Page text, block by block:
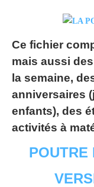
Ce fichier
mais aussi
la semaine,
anniversaires
enfants), des
activités à
POUTRE